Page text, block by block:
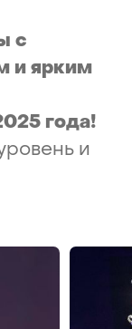
с
иярким
года!
и